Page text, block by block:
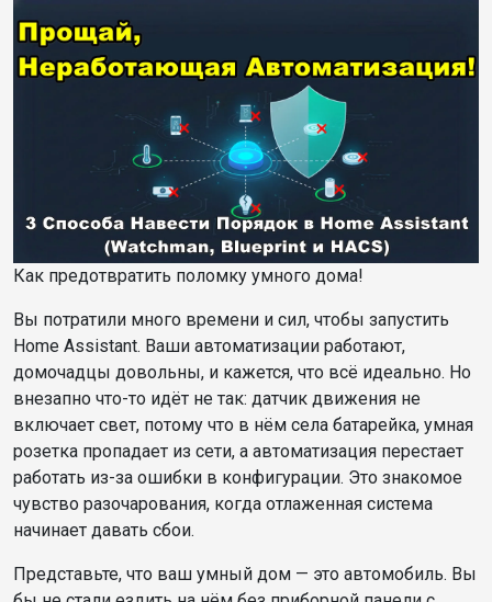
Как предотвратить поломку умного дома!
Вы потратили много времени и сил, чтобы запустить
Home Assistant. Ваши автоматизации работают,
домочадцы довольны, и кажется, что всё идеально. Но
внезапно что-то идёт не так: датчик движения не
включает свет, потому что в нём села батарейка, умная
розетка пропадает из сети, а автоматизация перестает
работать из-за ошибки в конфигурации. Это знакомое
чувство разочарования, когда отлаженная система
начинает давать сбои.
Представьте, что ваш умный дом — это автомобиль. Вы